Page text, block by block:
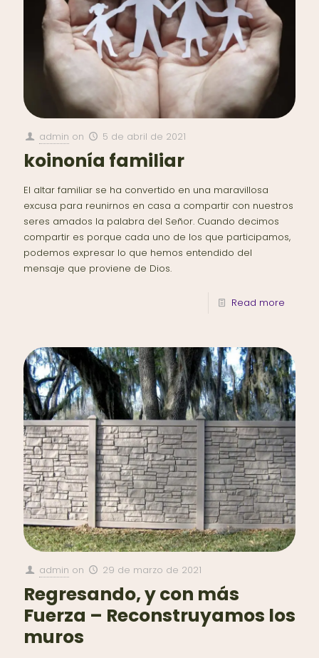
admin on 5 de abril de 2021
koinonía familiar
El altar familiar se ha convertido en una maravillosa
excusa para reunirnos en casa a compartir con nuestros
seres amados la palabra del Señor. Cuando decimos
compartir es porque cada uno de los que participamos,
podemos expresar lo que hemos entendido del
mensaje que proviene de Dios.
Read more
admin on 29 de marzo de 2021
Regresando, y con más
Fuerza – Reconstruyamos los
muros